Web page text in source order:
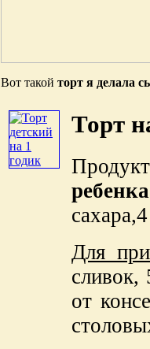
Вот такой торт я делала
Торт
Для
сливок,
от